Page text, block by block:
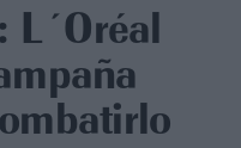
L´Oréal